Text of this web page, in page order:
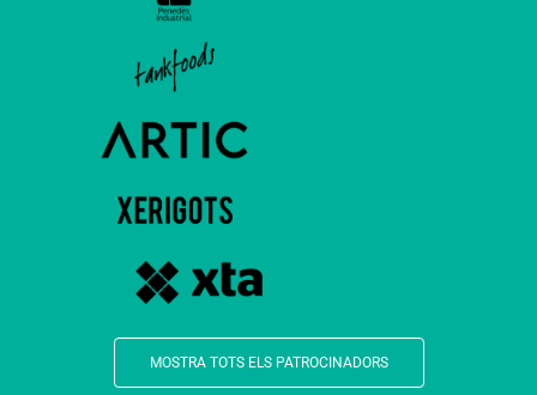
MOSTRA TOTS ELS PATROCINADORS